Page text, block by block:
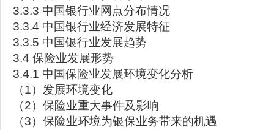
3.3.3 中国银行业网点分布情况
3.3.4 中国银行业经济发展特征
3.3.5 中国银行业发展趋势
3.4 保险业发展形势
3.4.1 中国保险业发展环境变化分析
（1）发展环境变化
（2）保险业重大事件及影响
（3）保险业环境为银保业务带来的机遇